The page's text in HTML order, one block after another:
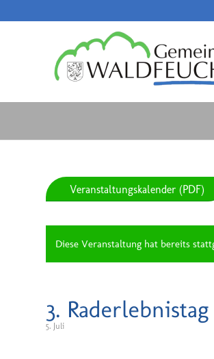
Veranstaltungskalender (PDF)
Diese Veranstaltung hat bereits
3.
5. Juli